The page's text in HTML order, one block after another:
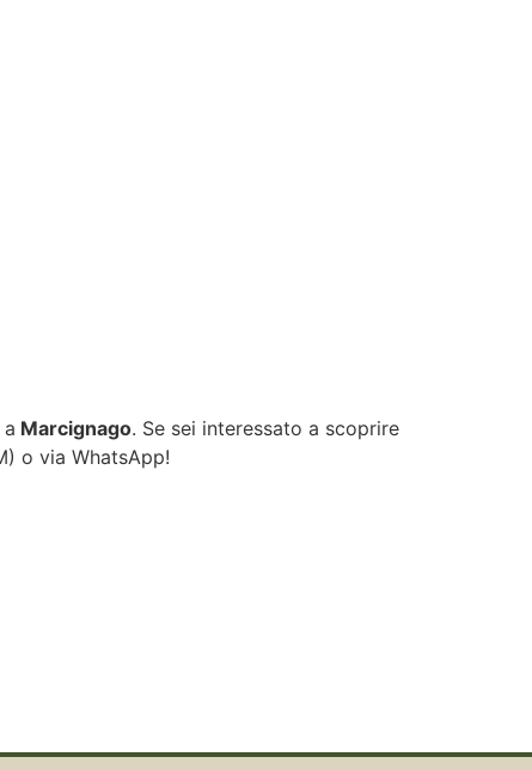
Marcignago. Se sei interessato a scoprire
) o via WhatsApp!